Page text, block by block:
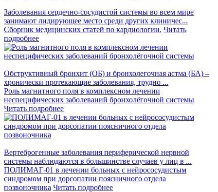
Заболевания сердечно-сосудистой системы во всем мире
занимают лидирующее место среди других клиничес...
Сборник медицинских статей по кардиологии. Читать
подробнее
Обструктивный бронхит (ОБ) и бронхолегочная астма (БА) –
хронически протекающие заболевания, трудно ...
Роль магнитного поля в комплексном лечении
неспецифических заболеваний бронхолёгочной системы
Читать подробнее
Вертеброгенные заболевания периферической нервной
системы наблюдаются в большинстве случаев у лиц в ...
ПОЛИМАГ-01 в лечении больных с нейрососудистым
синдромом при дорсопатии поясничного отдела
позвоночника Читать подробнее